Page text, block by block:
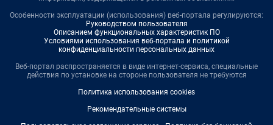
Особенности эксплуатации (использования) веб-портала регулируются:
Руководством пользователя
Описанием функциональных характеристик ПО
Условиями использования веб-портала и политикой
конфиденциальности персональных данных
Веб-портал распространяется в виде интернет-сервиса, специальные
действия по установке на стороне пользователя не требуются
Политика использования cookies
Рекомендательные системы